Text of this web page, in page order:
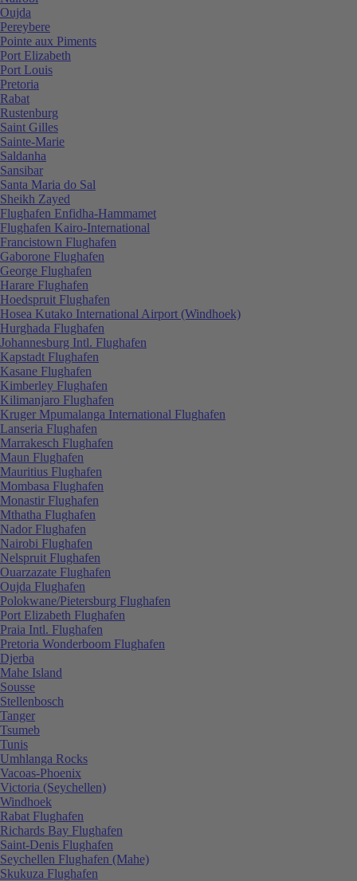
Oujda
Pereybere
Pointe aux Piments
Port Elizabeth
Port Louis
Pretoria
Rabat
Rustenburg
Saint Gilles
Sainte-Marie
Saldanha
Sansibar
Santa Maria do Sal
Sheikh Zayed
Flughafen Enfidha-Hammamet
Flughafen Kairo-International
Francistown Flughafen
Gaborone Flughafen
George Flughafen
Harare Flughafen
Hoedspruit Flughafen
Hosea Kutako International Airport (Windhoek)
Hurghada Flughafen
Johannesburg Intl. Flughafen
Kapstadt Flughafen
Kasane Flughafen
Kimberley Flughafen
Kilimanjaro Flughafen
Kruger Mpumalanga International Flughafen
Lanseria Flughafen
Marrakesch Flughafen
Maun Flughafen
Mauritius Flughafen
Mombasa Flughafen
Monastir Flughafen
Mthatha Flughafen
Nador Flughafen
Nairobi Flughafen
Nelspruit Flughafen
Ouarzazate Flughafen
Oujda Flughafen
Polokwane/Pietersburg Flughafen
Port Elizabeth Flughafen
Praia Intl. Flughafen
Pretoria Wonderboom Flughafen
Djerba
Mahe Island
Sousse
Stellenbosch
Tanger
Tsumeb
Tunis
Umhlanga Rocks
Vacoas-Phoenix
Victoria (Seychellen)
Windhoek
Rabat Flughafen
Richards Bay Flughafen
Saint-Denis Flughafen
Seychellen Flughafen (Mahe)
Skukuza Flughafen